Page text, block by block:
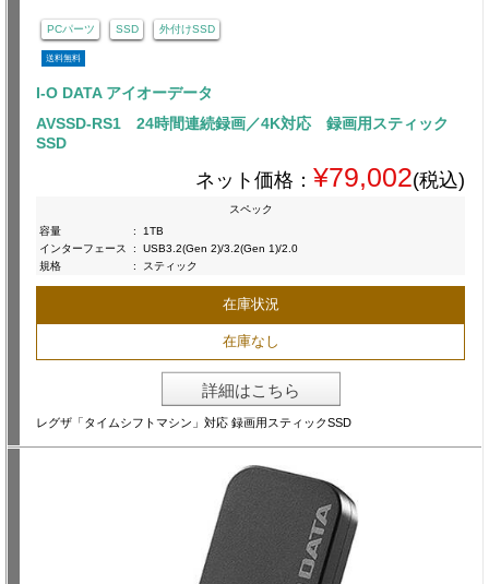
PCパーツ SSD 外付けSSD
送料無料
I-O DATA アイオーデータ
AVSSD-RS1 24時間連続録画／4K対応 録画用スティック
SSD
ネット価格： ¥79,002(税込)
スペック
容量
:
1TB
インターフェース
:
USB3.2(Gen 2)/3.2(Gen 1)/2.0
規格
: スティック
在庫状況
在庫なし
詳細はこちら
レグザ「タイムシフトマシン」対応 録画用スティックSSD